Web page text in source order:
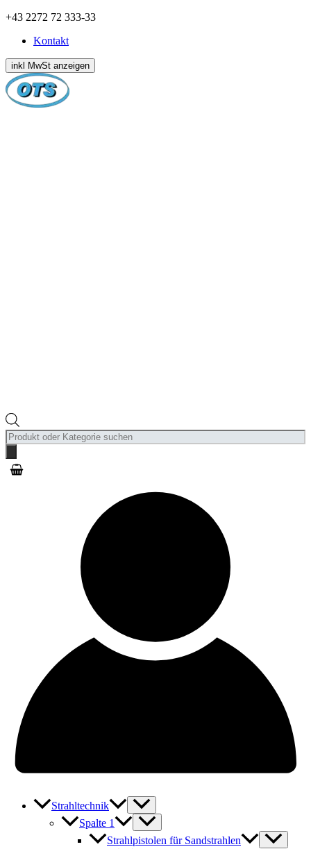
Zum
springen
+43 2272 72 333-33
Kontakt
Products
search
Strahltechnik
Spalte 1
Strahlpistolen für Sandstrahlen